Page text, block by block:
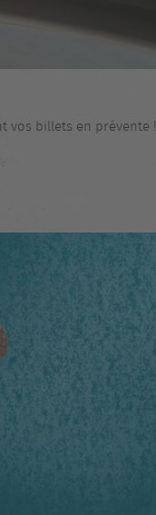
vos billets en prévente !